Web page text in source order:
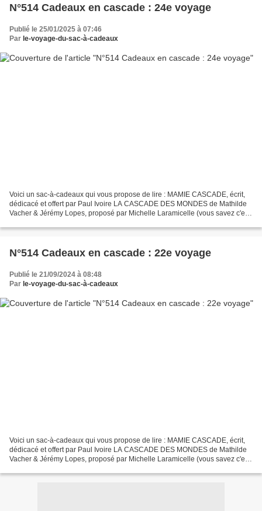
N°514 Cadeaux en cascade : 24e voyage
Publié le 25/01/2025 à 07:46
Par le-voyage-du-sac-à-cadeaux
Voici un sac-à-cadeaux qui vous propose de lire : MAMIE CASCADE, écrit,
dédicacé et offert par Paul Ivoire LA CASCADE DES MONDES de Mathilde
Vacher & Jérémy Lopes, proposé par Michelle Laramicelle (vous savez c'est
N°514 Cadeaux en cascade : 22e voyage
Publié le 21/09/2024 à 08:48
Par le-voyage-du-sac-à-cadeaux
Voici un sac-à-cadeaux qui vous propose de lire : MAMIE CASCADE, écrit,
dédicacé et offert par Paul Ivoire LA CASCADE DES MONDES de Mathilde
Vacher & Jérémy Lopes, proposé par Michelle Laramicelle (vous savez c'est